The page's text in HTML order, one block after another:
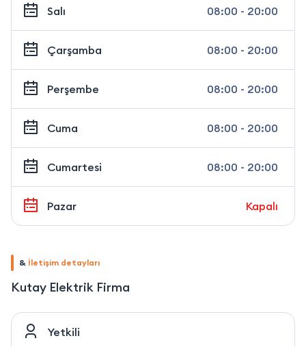
Salı 08:00 - 20:00
Çarşamba 08:00 - 20:00
Perşembe 08:00 - 20:00
Cuma 08:00 - 20:00
Cumartesi 08:00 - 20:00
Pazar Kapalı
& İletişim detayları
Kutay Elektrik Firma
Yetkili